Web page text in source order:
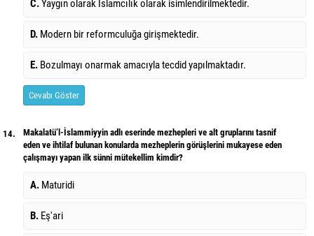
C.Yaygın olarak İslamcılık olarak isimlendirilmektedir.
D. Modern bir reformculuğa girişmektedir.
E. Bozulmayı onarmak amacıyla tecdid yapılmaktadır.
Cevabı Göster
14.
Makalatü’l-İslammiyyin adlı eserinde mezhepleri ve alt gruplarını tasnif
eden ve ihtilaf bulunan konularda mezheplerin görüşlerini mukayese eden
çalışmayı yapan ilk sünni mütekellim kimdir?
A. Maturidi
B. Eş'ari